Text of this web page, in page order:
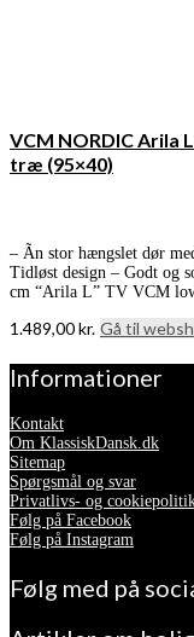
VCM NORDIC Arila
træ (95×40)
– Ãn stor hængslet dør
Tidløst design – Godt og
cm “Arila L” TV VCM
1.489,00kr. Gå til
Informationer
Kontakt
Om KlassiskDansk.dk
Sitemap
Spørgsmål og svar
Privatlivs- og
Følg på Facebook
Følg på Instagram
Følg med på